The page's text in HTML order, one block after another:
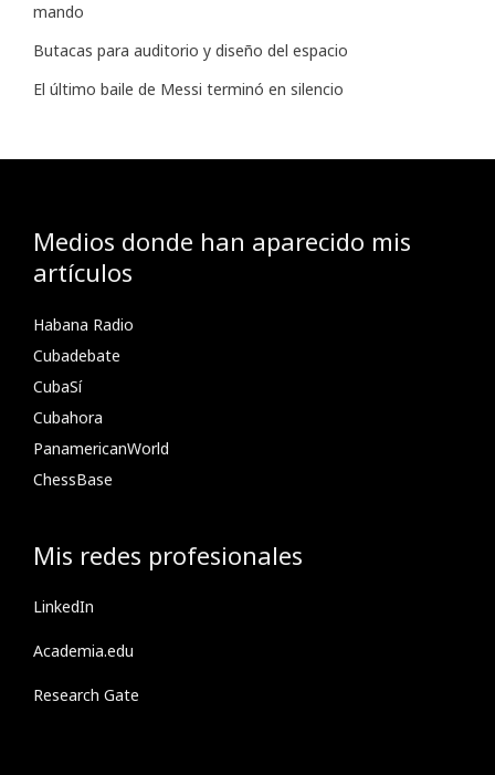
mando
Butacas para auditorio y diseño del espacio
El último baile de Messi terminó en silencio
Medios donde han aparecido mis
artículos
Habana Radio
Cubadebate
CubaSí
Cubahora
PanamericanWorld
ChessBase
Mis redes profesionales
LinkedIn
Academia.edu
Research Gate